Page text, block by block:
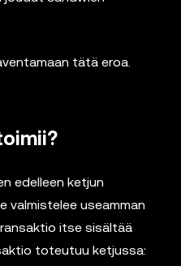
tätä eroa.
edelleen ketjun
valmistelee useamman
itse sisältää
toteutuu ketjussa: